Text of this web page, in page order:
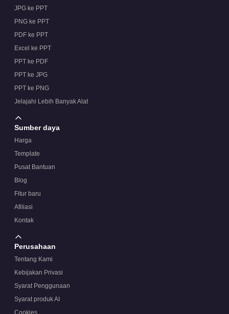
JPG ke PPT
PNG ke PPT
PDF ke PPT
Excel ke PPT
PPT ke PDF
PPT ke JPG
PPT ke PNG
Jelajahi Lebih Banyak Alat
Sumber daya
Harga
Template
Pusat Bantuan
Blog
Fitur baru
Afiliasi
Kontak
Perusahaan
Tentang Kami
Kebijakan Privasi
Syarat Penggunaan
Syarat produk AI
Cookies